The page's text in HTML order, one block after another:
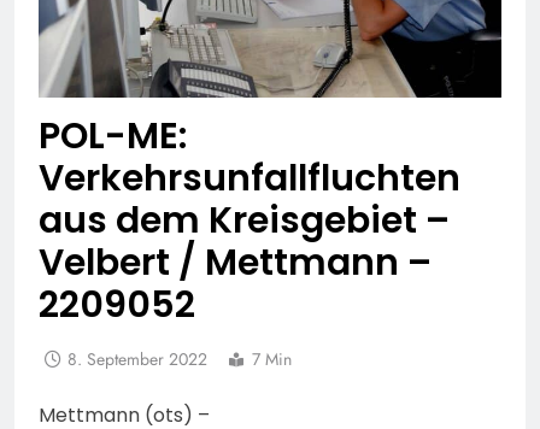
POL-ME:
Verkehrsunfallfluchten
aus dem Kreisgebiet –
Velbert / Mettmann –
2209052
8. September 2022 7 Min
Mettmann (ots) –